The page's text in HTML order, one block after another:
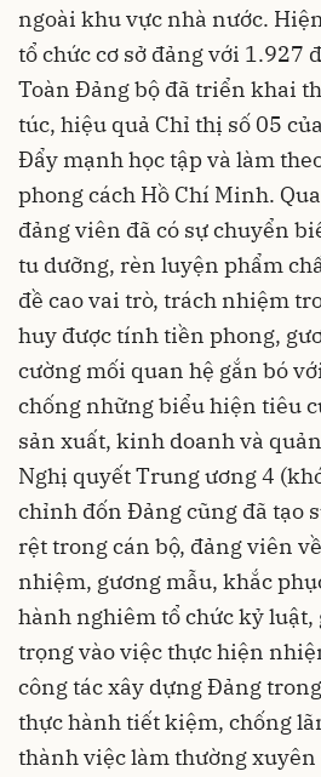
ngoài khu vực nhà nước.
tổ chức cơ sở đảng với 1.927
Toàn Đảng bộ đã triển khai
túc, hiệu quả Chỉ thị số 05
Đẩy mạnh học tập và làm
phong cách Hồ Chí Minh.
đảng viên đã có sự chuyển
tu dưỡng, rèn luyện phẩm
đề cao vai trò, trách nhiệm
huy được tính tiền phong,
cường mối quan hệ gắn bó
chống những biểu hiện tiêu
sản xuất, kinh doanh và
Nghị quyết Trung ương 4
chỉnh đốn Đảng cũng đã tạo
rệt trong cán bộ, đảng viên
nhiệm, gương mẫu, khắc
hành nghiêm tổ chức kỷ luật,
trọng vào việc thực hiện
công tác xây dựng Đảng
thực hành tiết kiệm, chống
thành việc làm thường xuyên